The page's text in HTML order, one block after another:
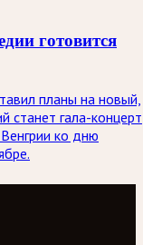
готовится
планы на новый,
станет гала-концерт
ко дню